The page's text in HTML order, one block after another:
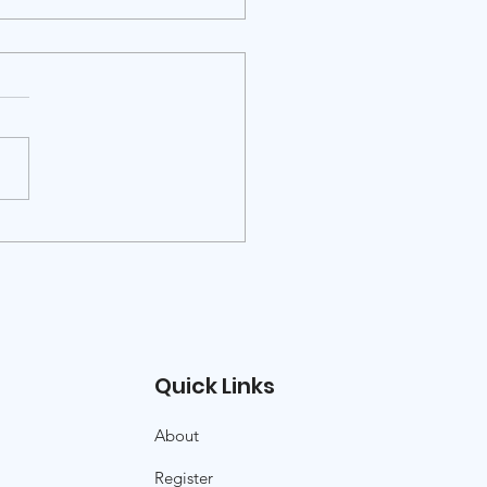
PER VISITE DI
Quick Links
About
Register